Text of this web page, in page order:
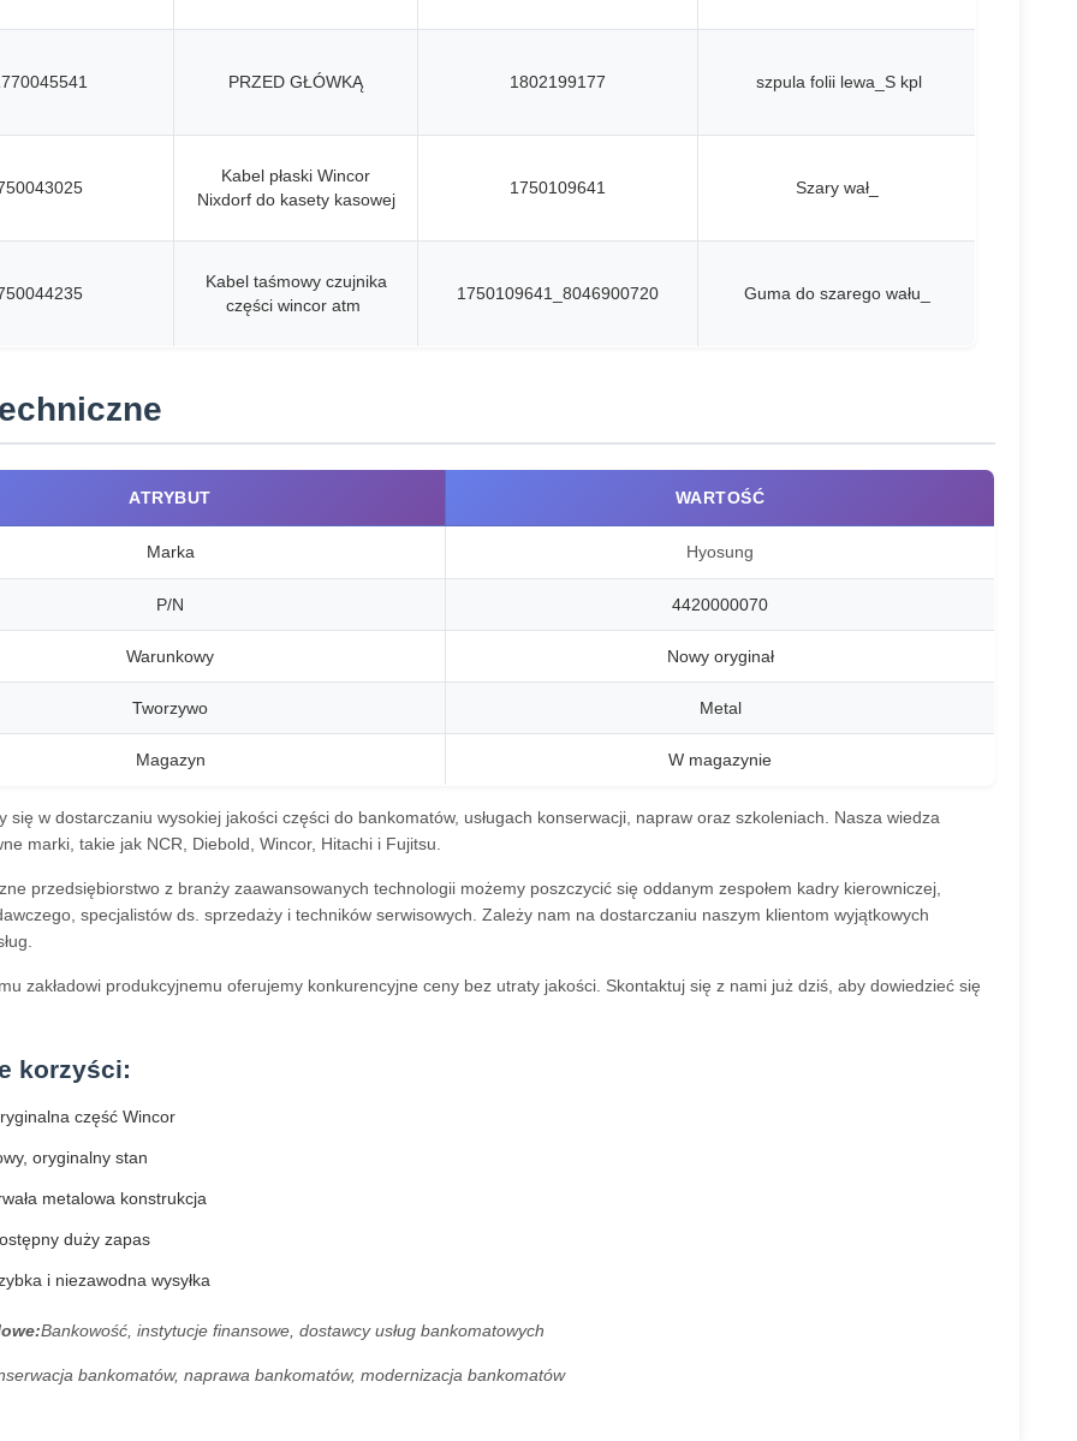
PRZED GŁÓWKĄ 1802199177 szpula folii lewa_S kpl
Kabel płaski Wincor
Nixdorf do kasety kasowej
1750109641 Szary wał_
Kabel taśmowy czujnika
części wincor atm
1750109641_8046900720 Guma do szarego wału_
ATRYBUT WARTOŚĆ
Marka Hyosung
P/N 4420000070
Warunkowy Nowy oryginał
Tworzywo Metal
Magazyn W magazynie
się w dostarczaniu wysokiej jakości części do bankomatów, usługach konserwacji, napraw oraz szkoleniach. Nasza wiedza
marki, takie jak NCR, Diebold, Wincor, Hitachi i Fujitsu.
przedsiębiorstwo z branży zaawansowanych technologii możemy poszczycić się oddanym zespołem kadry kierowniczej,
specjalistów ds. sprzedaży i techników serwisowych. Zależy nam na dostarczaniu naszym klientom wyjątkowych
zakładowi produkcyjnemu oferujemy konkurencyjne ceny bez utraty jakości. Skontaktuj się z nami już dziś, aby dowiedzieć się
korzyści:
część Wincor
oryginalny stan
metalowa konstrukcja
duży zapas
i niezawodna wysyłka
Bankowość, instytucje finansowe, dostawcy usług bankomatowych
bankomatów, naprawa bankomatów, modernizacja bankomatów